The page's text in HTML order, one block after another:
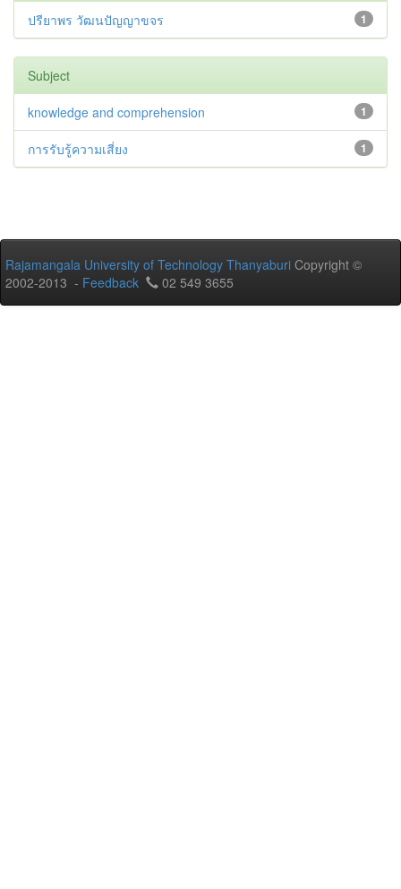
1
ปรียาพร วัฒนปัญญาขจร
Subject
1
knowledge and comprehension
1
การรับรู้ความเสี่ยง
Rajamangala University of Technology Thanyaburi Copyright ©
2002-2013 - Feedback 02 549 3655